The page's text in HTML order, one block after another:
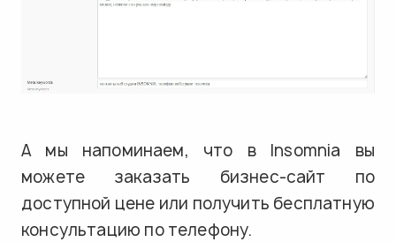
А мы напоминаем, что в Insomnia вы
можете заказать бизнес-сайт по
доступной цене или получить бесплатную
консультацию по телефону.